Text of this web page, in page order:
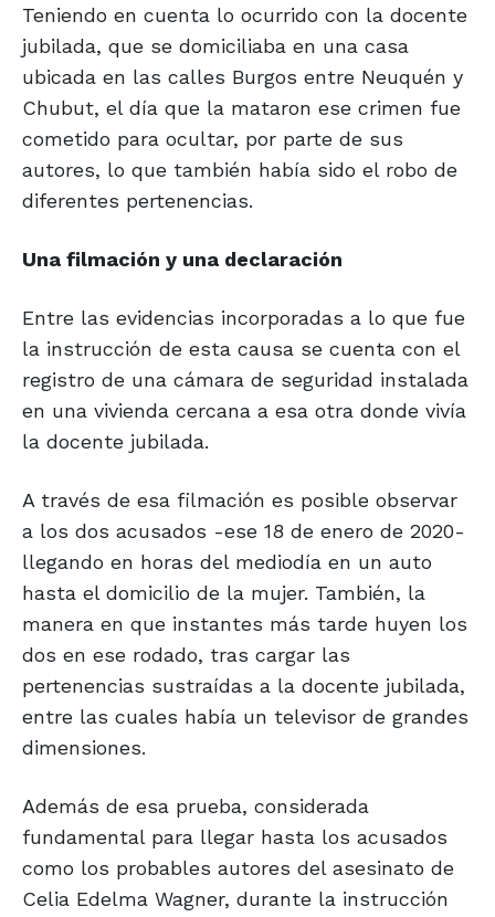
Teniendo en cuenta lo ocurrido con la docente
jubilada, que se domiciliaba en una casa
ubicada en las calles Burgos entre Neuquén y
Chubut, el día que la mataron ese crimen fue
cometido para ocultar, por parte de sus
autores, lo que también había sido el robo de
diferentes pertenencias.
Una filmación y una declaración
Entre las evidencias incorporadas a lo que fue
la instrucción de esta causa se cuenta con el
registro de una cámara de seguridad instalada
en una vivienda cercana a esa otra donde vivía
la docente jubilada.
A través de esa filmación es posible observar
a los dos acusados -ese 18 de enero de 2020-
llegando en horas del mediodía en un auto
hasta el domicilio de la mujer. También, la
manera en que instantes más tarde huyen los
dos en ese rodado, tras cargar las
pertenencias sustraídas a la docente jubilada,
entre las cuales había un televisor de grandes
dimensiones.
Además de esa prueba, considerada
fundamental para llegar hasta los acusados
como los probables autores del asesinato de
Celia Edelma Wagner, durante la instrucción